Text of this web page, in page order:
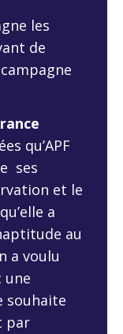
les
de
qu’APF
ses
et le
a
au
a voulu
une
souhaite
par